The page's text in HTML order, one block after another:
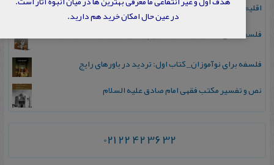
اقلیم مورخان؛ مهارت‌های تاریخ ورزی علمی
فلسفه برای نوآموزان_ کتاب دوم: پرسش درباره واقعیت و معرفت
فلسفه برای نوآموزان_ کتاب اول: تردید در باورهای رایج
نص و تفسیر مکتب فقهی امام صادق علیه السلام
021 22 42 36 32
در عین حال امکان خرید هم دارید.